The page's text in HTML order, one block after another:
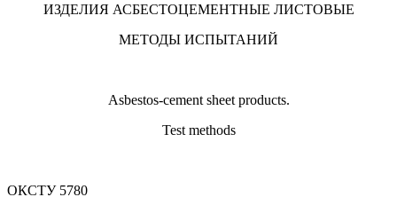
ИЗДЕЛИЯ АСБЕСТОЦЕМЕНТНЫЕ ЛИСТОВЫЕ
МЕТОДЫ ИСПЫТАНИЙ
Asbestos-cement sheet products.
Test methods
ОКСТУ 5780